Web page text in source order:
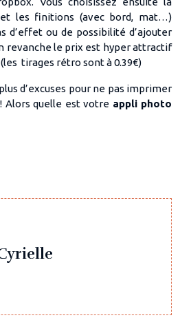
les finitions (avec bord, mat…)
d’effet ou de possibilité d’ajouter
revanche le prix est hyper attractif
tirages rétro sont à 0.39€)
d’excuses pour ne pas imprimer
Alors quelle est votre appli photo